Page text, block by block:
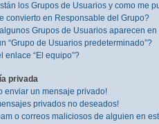
los Grupos de Usuarios y como me
convierto en Responsable del Grupo?
Grupos de Usuarios aparecen
“Grupo de Usuarios predeterminado”?
enlace “El equipo”?
privada
enviar un mensaje privado!
privados no deseados!
o correos maliciosos de alguien en